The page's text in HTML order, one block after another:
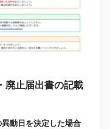
廃止届出書の記載
動日を決定した場合